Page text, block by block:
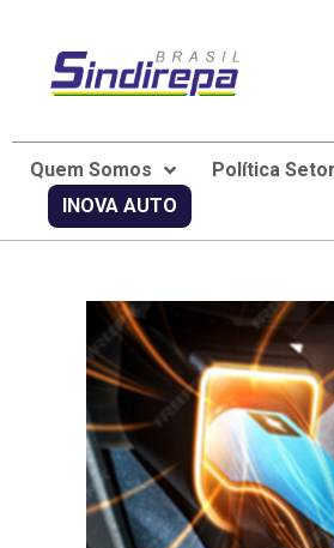
Quem Somos Política
INOVA AUTO